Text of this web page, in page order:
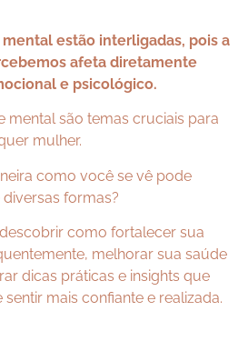
estão interligadas, pois a
afeta diretamente
e psicológico.
mental são temas cruciais para
mulher.
como você se vê pode
formas?
como fortalecer sua
melhorar sua saúde
dicas práticas e insights que
mais confiante e realizada.